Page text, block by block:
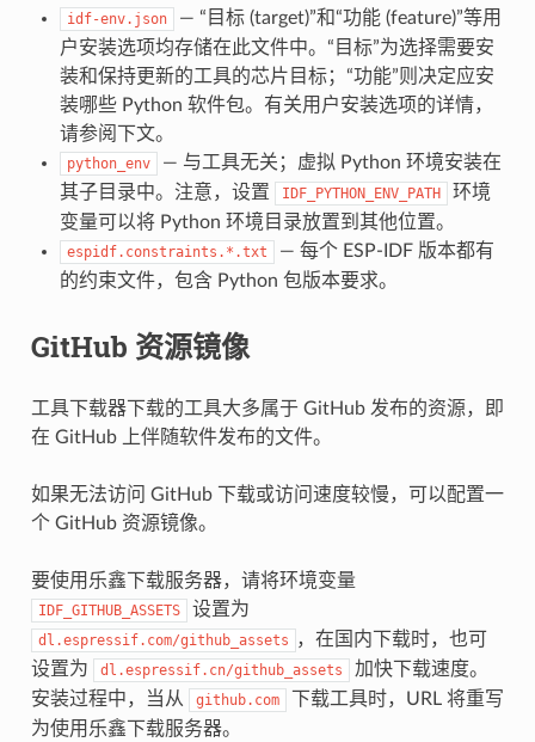
idf-env.json
— “目标 (target)”和“功能 (feature)”等用
户安装选项均存储在此文件中。“目标”为选择需要安
装和保持更新的工具的芯片目标；“功能”则决定应安
装哪些 Python 软件包。有关用户安装选项的详情，
请参阅下文。
python_env
— 与工具无关；虚拟 Python 环境安装在
其子目录中。注意，设置
IDF_PYTHON_ENV_PATH
环境
变量可以将 Python 环境目录放置到其他位置。
espidf.constraints.*.txt
— 每个 ESP-IDF 版本都有
的约束文件，包含 Python 包版本要求。
GitHub 资源镜像
工具下载器下载的工具大多属于 GitHub 发布的资源，即
在 GitHub 上伴随软件发布的文件。
如果无法访问 GitHub 下载或访问速度较慢，可以配置一
个 GitHub 资源镜像。
要使用乐鑫下载服务器，请将环境变量
IDF_GITHUB_ASSETS 设置为
dl.espressif.com/github_assets
，在国内下载时，也可
设置为
dl.espressif.cn/github_assets
加快下载速度。
安装过程中，当从
github.com
下载工具时，URL 将重写
为使用乐鑫下载服务器。